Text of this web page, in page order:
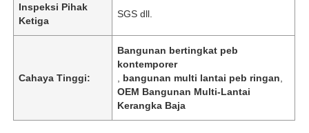
Inspeksi Pihak
Ketiga
SGS dll.
Cahaya Tinggi:
Bangunan bertingkat peb
kontemporer
bangunan multi lantai peb ringan
OEM Bangunan Multi-Lantai
Kerangka Baja